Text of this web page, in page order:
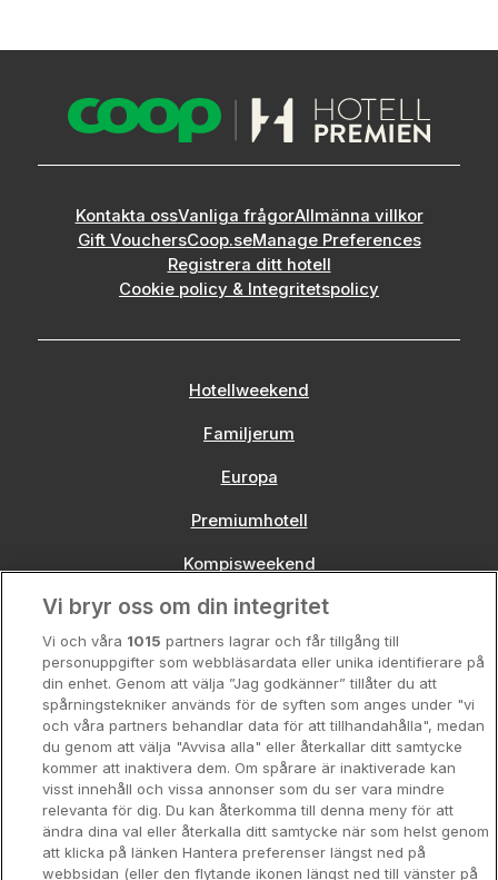
Kontakta ossVanliga frågorAllmänna villkor
Gift VouchersCoop.seManage Preferences
Registrera ditt hotell
Cookie policy & Integritetspolicy
Hotellweekend
Familjerum
Europa
Premiumhotell
Kompisweekend
Storstadsweekend
Hotellrum under 995 kr
Spahotell
Sydsverige
Om Hotellpremien
Nya hotell
Stadsweekend
Vi bryr oss om din integritet
Vi och våra 1015 partners lagrar och får tillgång till
personuppgifter som webbläsardata eller unika identifierare på
din enhet. Genom att välja ”Jag godkänner” tillåter du att
spårningstekniker används för de syften som anges under "vi
och våra partners behandlar data för att tillhandahålla", medan
du genom att välja "Avvisa alla" eller återkallar ditt samtycke
kommer att inaktivera dem. Om spårare är inaktiverade kan
visst innehåll och vissa annonser som du ser vara mindre
relevanta för dig. Du kan återkomma till denna meny för att
ändra dina val eller återkalla ditt samtycke när som helst genom
att klicka på länken Hantera preferenser längst ned på
webbsidan (eller den flytande ikonen längst ned till vänster på